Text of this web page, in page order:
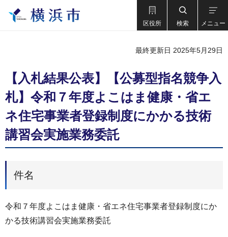
区役所 検索 メニュー
最終更新日 2025年5月29日
【入札結果公表】【公募型指名競争入
札】令和７年度よこはま健康・省エ
ネ住宅事業者登録制度にかかる技術
講習会実施業務委託
件名
令和７年度よこはま健康・省エネ住宅事業者登録制度にか
かる技術講習会実施業務委託